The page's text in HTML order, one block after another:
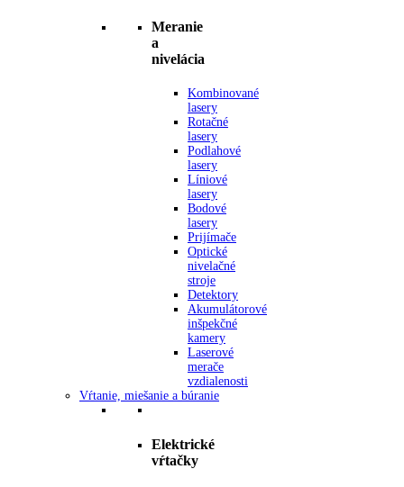
Meranie
a
nivelácia
Kombinované
lasery
Rotačné
lasery
Podlahové
lasery
Líniové
lasery
Bodové
lasery
Prijímače
Optické
nivelačné
stroje
Detektory
Akumulátorové
inšpekčné
kamery
Laserové
merače
vzdialenosti
Vŕtanie, miešanie a búranie
Elektrické
vŕtačky